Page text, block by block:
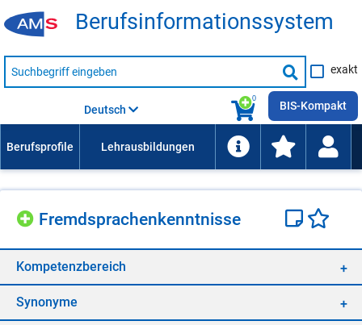
Be­rufs­in­for­ma­ti­ons­sys­tem
Suche
nach
Suche
starten
exakt
0
Deutsch BIS-Kompakt
Fremd­spra­chen­kennt­nis­se
Kom­pe­tenz­be­reich
Syn­ony­me